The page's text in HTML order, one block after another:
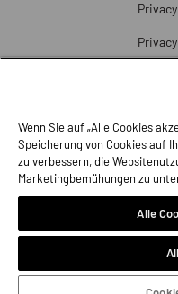
Wenn Sie auf „Alle Cookies
Speicherung von Cookies auf
zu verbessern, die
Marketingbemühungen zu
Alle